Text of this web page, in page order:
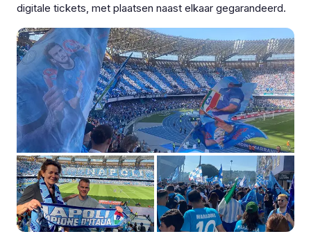
digitale tickets, met plaatsen naast elkaar gegarandeerd.